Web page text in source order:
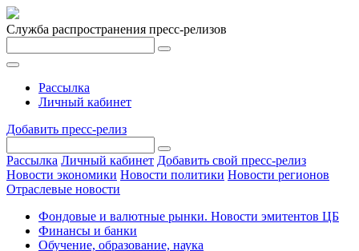
Служба распространения пресс-релизов
Рассылка
Личный кабинет
Добавить пресс-релиз
Рассылка Личный кабинет Добавить свой пресс-релиз
Новости экономики Новости политики Новости регионов
Отраслевые новости
Фондовые и валютные рынки. Новости эмитентов ЦБ
Финансы и банки
Обучение, образование, наука